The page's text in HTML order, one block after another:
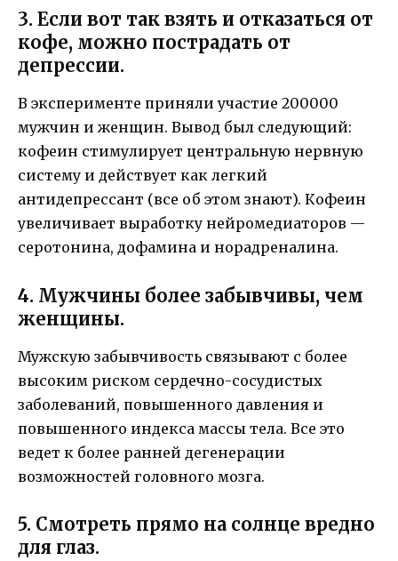
3. Если вот так взять и отказаться от
кофе, можно пострадать от
депрессии.
В эксперименте приняли участие 200000
мужчин и женщин. Вывод был следующий:
кофеин стимулирует центральную нервную
систему и действует как легкий
антидепрессант (все об этом знают). Кофеин
увеличивает выработку нейромедиаторов —
серотонина, дофамина и норадреналина.
4. Мужчины более забывчивы, чем
женщины.
Мужскую забывчивость связывают с более
высоким риском сердечно-сосудистых
заболеваний, повышенного давления и
повышенного индекса массы тела. Все это
ведет к более ранней дегенерации
возможностей головного мозга.
5. Смотреть прямо на солнце вредно
для глаз.